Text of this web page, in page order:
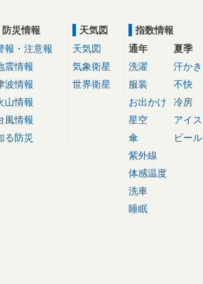
防災情報
報・注意報
震情報
波情報
山情報
風情報
る防災
天気図
天気図
気象衛星
世界衛星
指数情報
通年
洗濯
服装
お出かけ
星空
傘
紫外線
体感温度
洗車
睡眠
夏季
汗かき
不快
冷房
アイス
ビール